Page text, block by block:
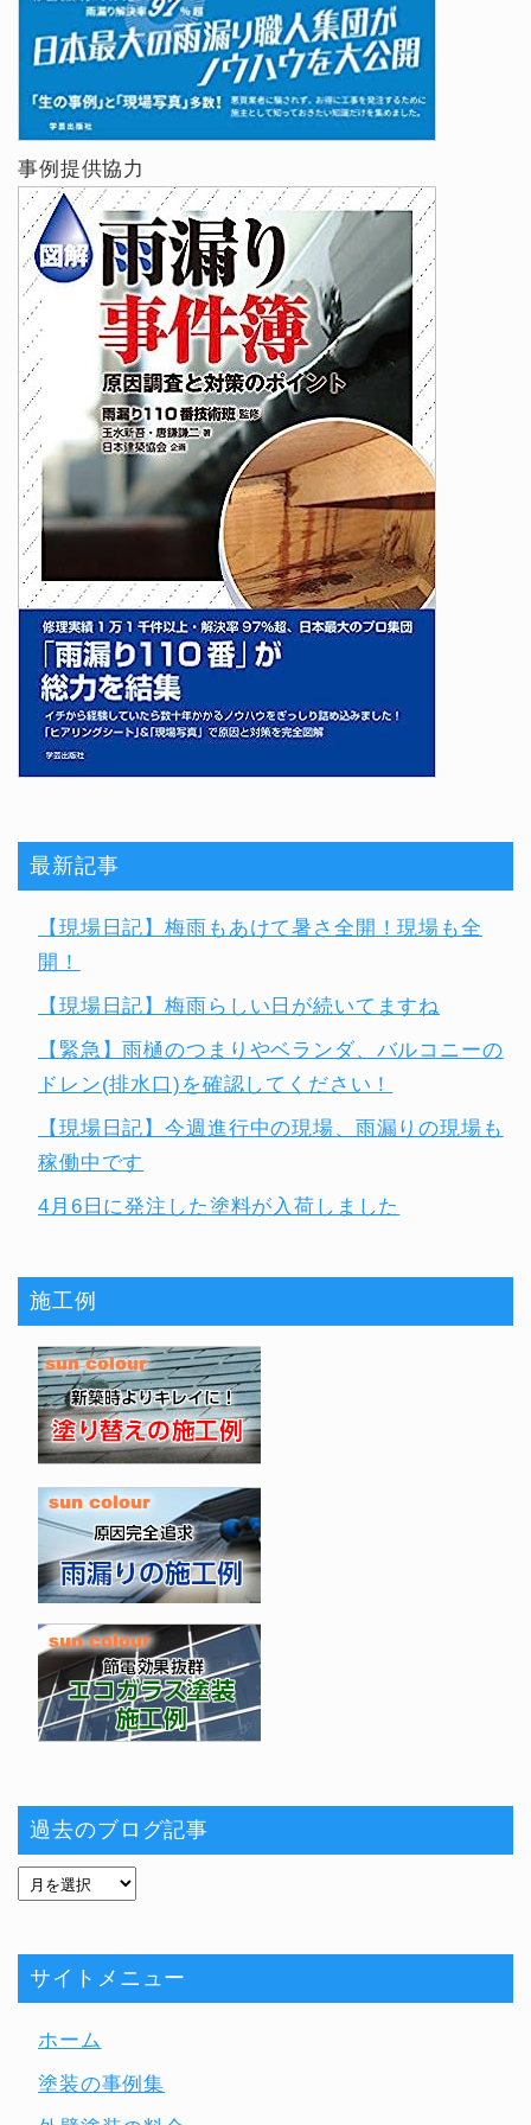
事例提供協力
最新記事
【現場日記】梅雨もあけて暑さ全開！現場も全
開！
【現場日記】梅雨らしい日が続いてますね
【緊急】雨樋のつまりやベランダ、バルコニーの
ドレン(排水口)を確認してください！
【現場日記】今週進行中の現場、雨漏りの現場も
稼働中です
4月6日に発注した塗料が入荷しました
施工例
過去のブログ記事
サイトメニュー
ホーム
塗装の事例集